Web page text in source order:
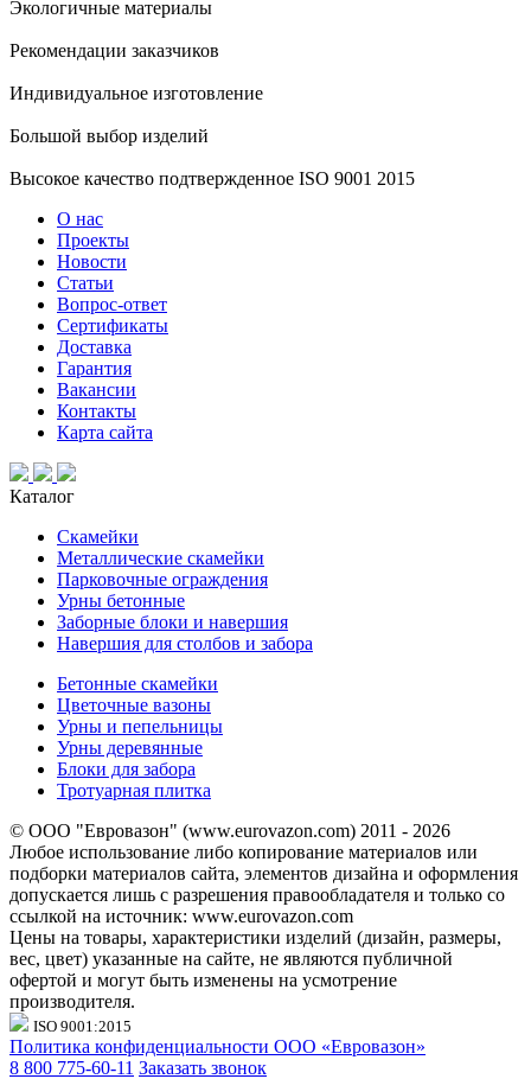
Экологичные материалы
Рекомендации заказчиков
Индивидуальное изготовление
Большой выбор изделий
Высокое качество подтвержденное ISO 9001 2015
О нас
Проекты
Новости
Статьи
Вопрос-ответ
Сертификаты
Доставка
Гарантия
Вакансии
Контакты
Карта сайта
Каталог
Скамейки
Металлические скамейки
Парковочные ограждения
Урны бетонные
Заборные блоки и навершия
Навершия для столбов и забора
Бетонные скамейки
Цветочные вазоны
Урны и пепельницы
Урны деревянные
Блоки для забора
Тротуарная плитка
© ООО "Евровазон" (www.eurovazon.com) 2011 - 2026
Любое использование либо копирование материалов или
подборки материалов сайта, элементов дизайна и оформления
допускается лишь с разрешения правообладателя и только со
ссылкой на источник: www.eurovazon.com
Цены на товары, характеристики изделий (дизайн, размеры,
вес, цвет) указанные на сайте, не являются публичной
офертой и могут быть изменены на усмотрение
производителя.
ISO 9001:2015
Политика конфиденциальности ООО «Евровазон»
8 800 775-60-11 Заказать звонок